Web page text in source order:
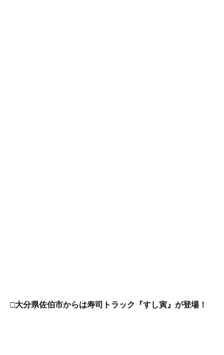
□大分県佐伯市からは寿司トラック『すし寅』が登場！